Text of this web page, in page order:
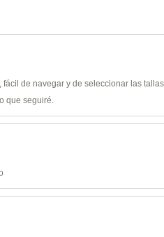
de navegar y de seleccionar las
que seguiré.